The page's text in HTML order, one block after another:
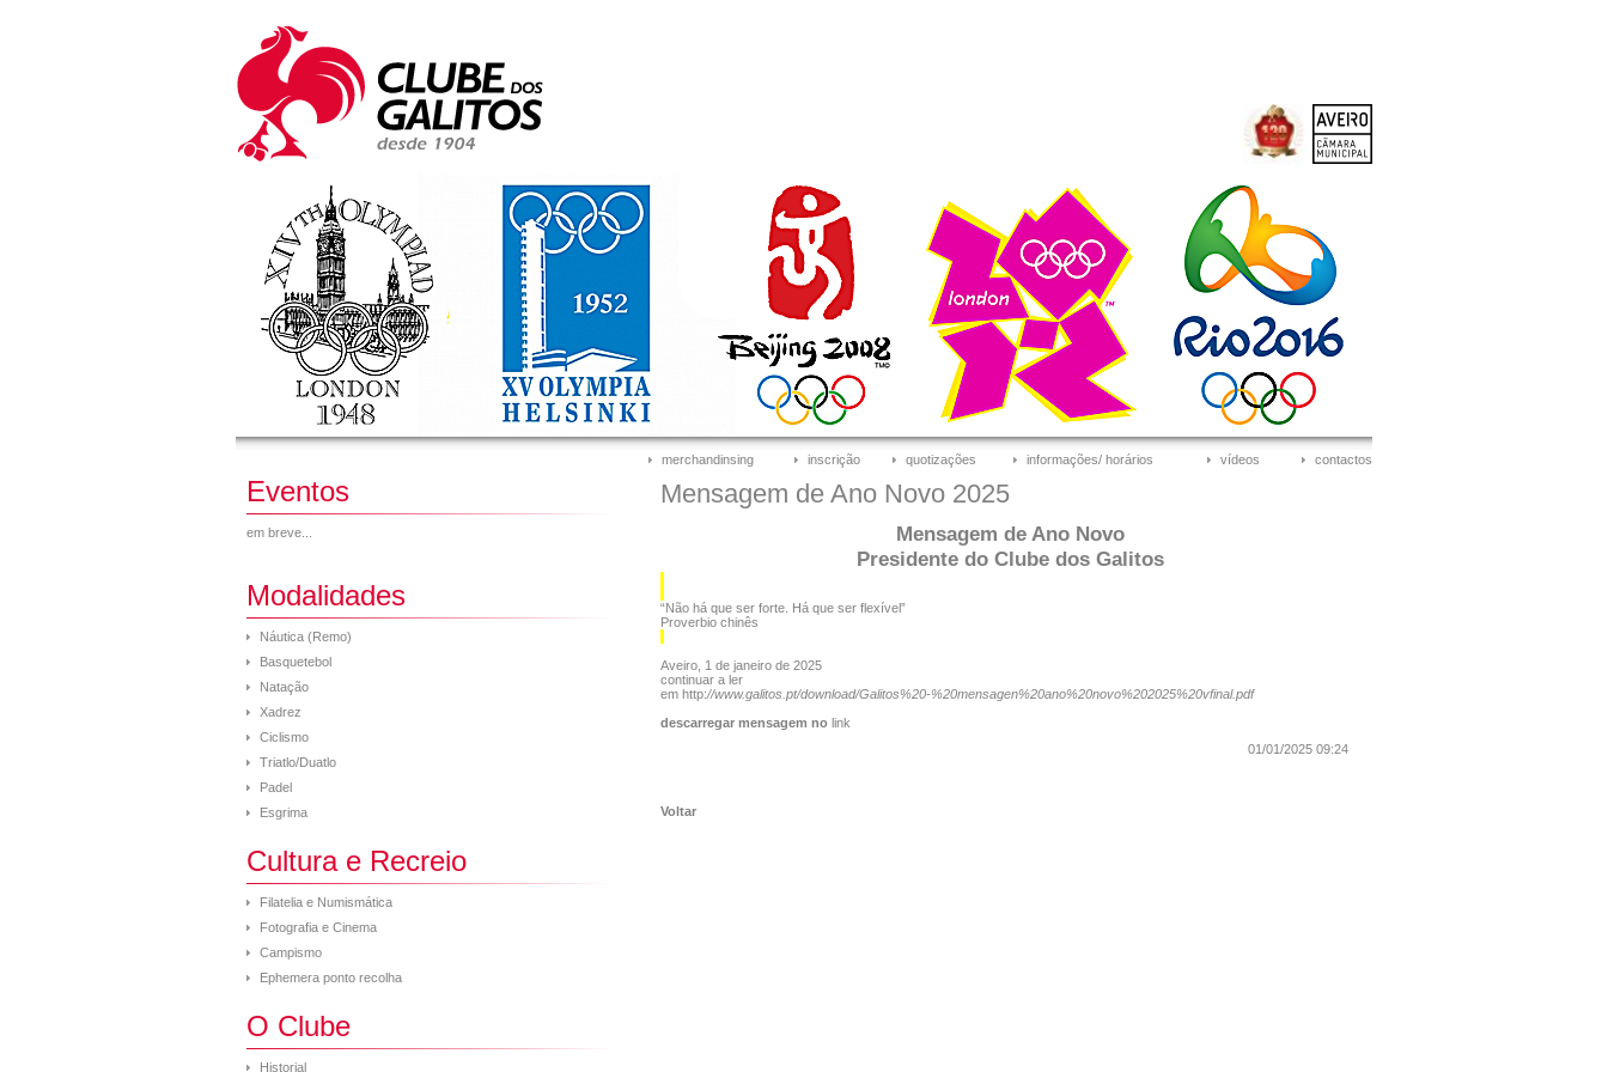
Eventos
em breve...
Modalidades
Náutica (Remo)
Basquetebol
Natação
Xadrez
Ciclismo
Triatlo/Duatlo
Padel
Esgrima
Cultura e Recreio
Filatelia e Numismática
Fotografia e Cinema
Campismo
Ephemera ponto recolha
O Clube
Historial
merchandinsing inscrição quotizações informações/ horários vídeos contactos
Mensagem de Ano Novo 2025
Mensagem de Ano Novo
Presidente do Clube dos Galitos
“Não há que ser forte. Há que ser flexível”
Proverbio chinês
Aveiro, 1 de janeiro de 2025
continuar a ler
em http://www.galitos.pt/download/Galitos%20-%20mensagen%20ano%20novo%202025%20vfinal.pdf
descarregar mensagem no link
01/01/2025 09:24
Voltar